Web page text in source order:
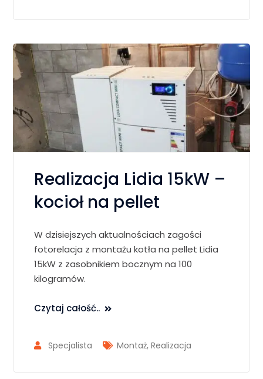
Realizacja Lidia 15kW –
kocioł na pellet
W dzisiejszych aktualnościach zagości
fotorelacja z montażu kotła na pellet Lidia
15kW z zasobnikiem bocznym na 100
kilogramów.
Czytaj całość..
Specjalista Montaż,Realizacja